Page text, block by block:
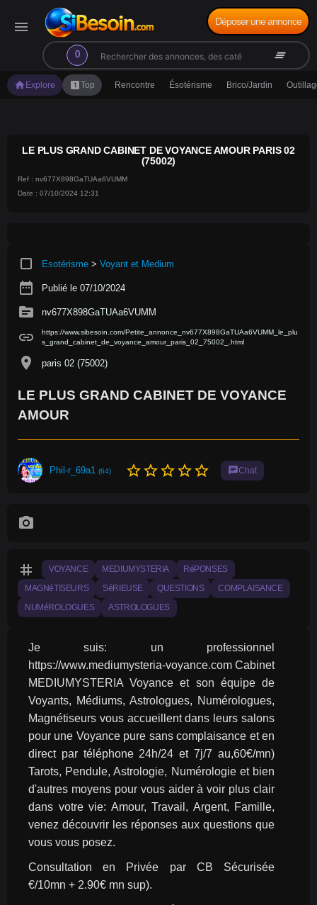
menu
0
search clear_all
Déposer une annonce
home Explore looks_oneTop Rencontre Ésotérisme Brico/Jardin
LE PLUS GRAND CABINET DE VOYANCE AMOUR PARIS 02
(75002)
Ref : nv677X898GaTUAa6VUMM
Date : 07/10/2024 12:31
crop_square Esotérisme > Voyant et Medium
date_range Publié le 07/10/2024
source nv677X898GaTUAa6VUMM
link
https://www.sibesoin.com/Petite_annonce_nv677X898GaTUAa6VUMM_le_plu
s_grand_cabinet_de_voyance_amour_paris_02_75002_.html
location_on paris 02 (75002)
LE PLUS GRAND CABINET DE VOYANCE
AMOUR
Phil-r_69a1 (64) star_borderstar_borderstar_borderstar_borderstar_border chatChat
photo_camera
tag VOYANCE MEDIUMYSTERIA RéPONSES
MAGNéTISEURS SéRIEUSE QUESTIONS COMPLAISANCE
NUMéROLOGUES ASTROLOGUES
Je suis: un professionnel
https://www.mediumysteria-voyance.com Cabinet
MEDIUMYSTERIA Voyance et son équipe de
Voyants, Médiums, Astrologues, Numérologues,
Magnétiseurs vous accueillent dans leurs salons
pour une Voyance pure sans complaisance et en
direct par téléphone 24h/24 et 7j/7 au,60€/mn)
Tarots, Pendule, Astrologie, Numérologie et bien
d'autres moyens pour vous aider à voir plus clair
dans votre vie: Amour, Travail, Argent, Famille,
venez découvrir les réponses aux questions que
vous vous posez.
Consultation en Privée par CB Sécurisée
€/10mn + 2.90€ mn sup).